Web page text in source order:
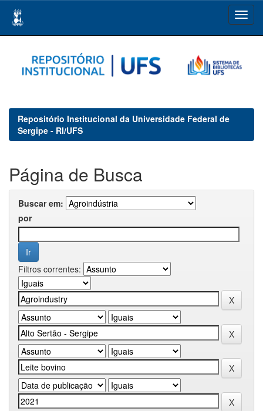
navigation
Repositório Institucional da Universidade Federal de
Sergipe - RI/UFS
Página de Busca
Buscar em:
por
Filtros correntes: